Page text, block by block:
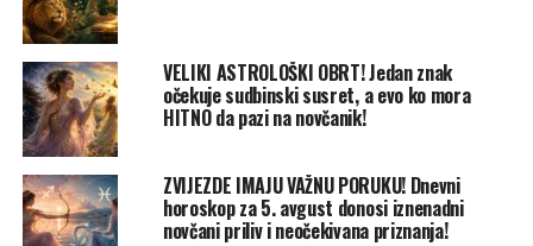
VELIKI ASTROLOŠKI OBRT! Jedan znak
očekuje sudbinski susret, a evo ko mora
HITNO da pazi na novčanik!
ZVIJEZDE IMAJU VAŽNU PORUKU! Dnevni
horoskop za 5. avgust donosi iznenadni
novčani priliv i neočekivana priznanja!